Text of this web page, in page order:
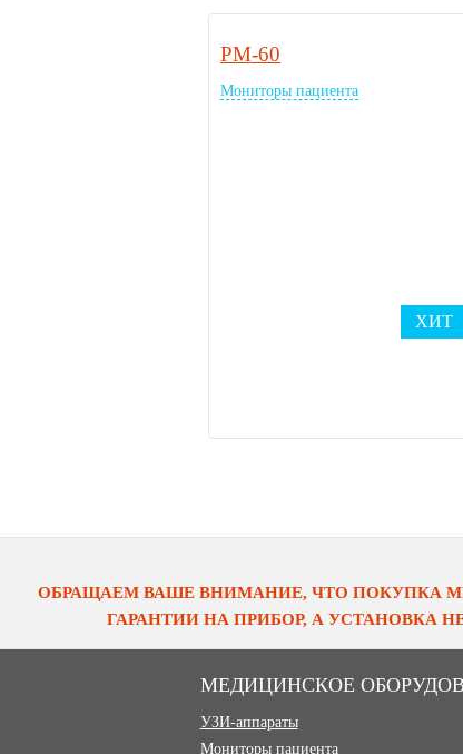
PM-60
ХИТ
Мониторы пациента
ОБРАЩАЕМ ВАШЕ ВНИМАНИЕ, ЧТО ПОКУПКА
ГАРАНТИИ НА ПРИБОР, А УСТАНОВКА
МЕДИЦИНСКОЕ
УЗИ-аппараты
Мониторы пациента